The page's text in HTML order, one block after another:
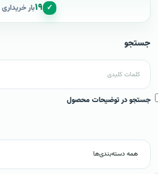
✓ ۱۹بار
جستجو
جستجو در توضیحات محصول